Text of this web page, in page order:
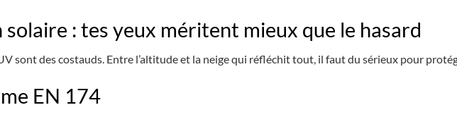
: tes yeux méritent mieux que le hasard
sont des costauds. Entre l’altitude et la neige qui réfléchit tout, il faut du sérieux pour
EN 174